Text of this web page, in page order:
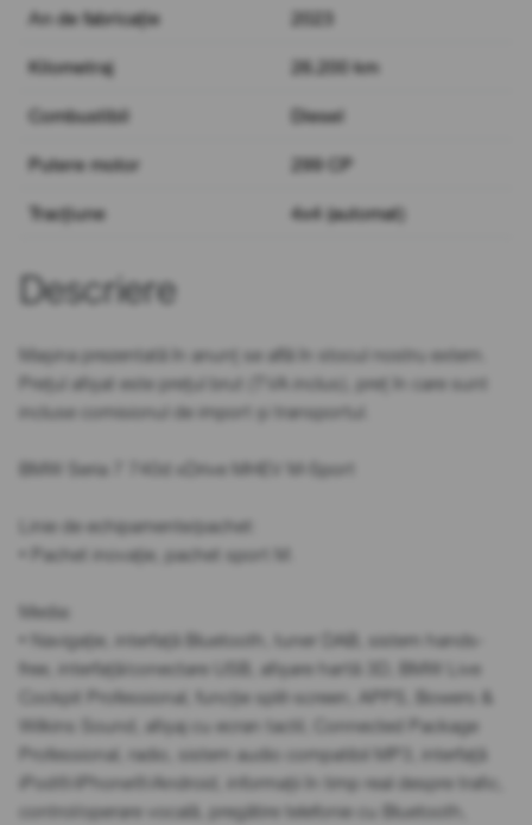
An de fabricație 2023
Kilometraj 26.200 km
Combustibil Diesel
Putere motor 299 CP
Tracțiune 4x4 (automat)
Descriere
Mașina prezentată în anunț se află în stocul nostru extern.
Prețul afișat este prețul brut (TVA inclus), preț în care sunt
incluse comisionul de import și transportul.
BMW Seria 7 740d xDrive MHEV M-Sport
Linie de echipamente/pachet:
• Pachet inovație, pachet sport M.
Media:
• Navigație, interfață Bluetooth, tuner DAB, sistem hands-
free, interfață/conectare USB, afișare hartă 3D, BMW Live
Cockpit Professional, funcție split-screen, APPS, Bowers &
Wilkins Sound, afișaj cu ecran tactil, Connected Package
Professional, radio, sistem audio compatibil MP3, interfață
iPod®/iPhone®/Android, informații în timp real despre trafic,
control/operare vocală, pregătire telefonie cu Bluetooth,